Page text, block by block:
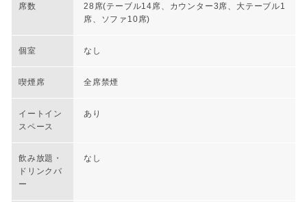
席数
28席(テーブル14席、カウンター3席、大テーブル1
席、ソファ10席)
個室 なし
喫煙席 全席禁煙
イートイン
スペース
あり
飲み放題・
ドリンクバ
ー
なし